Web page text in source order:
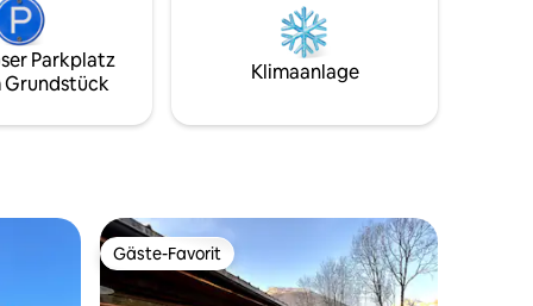
Holz, aber auch lebhaftere Farben und
moderner Komfort. Ruhige Ausflüge,
sowohl auf Schneeschuhen als auch auf
Skifahren.
Parkplatz
Grundstück
Klimaanlage
Gäste-Favorit
Gäste-Favorit